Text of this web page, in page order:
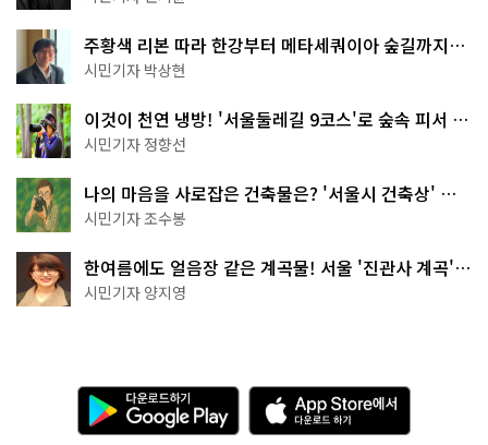
주황색 리본 따라 한강부터 메타세쿼이아 숲길까지…
서울둘레길 15코스
시민기자 박상현
이것이 천연 냉방! '서울둘레길 9코스'로 숲속 피서 떠
나볼까
시민기자 정향선
나의 마음을 사로잡은 건축물은? '서울시 건축상' 수
상작 공개!
시민기자 조수봉
한여름에도 얼음장 같은 계곡물! 서울 '진관사 계곡'이
천국이네~
시민기자 양지영
다
운
로
A
p
p